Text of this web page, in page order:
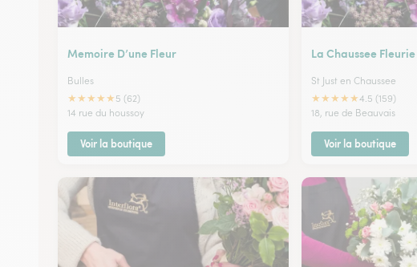
Memoire D’une Fleur
Bulles
★★★★★ 5 (62)
14 rue du houssoy
Voir la boutique
La Chaussee Fleurie
St Just en Chaussee
★★★★★4.5 (159)
18, rue de Beauvais
Voir la boutique